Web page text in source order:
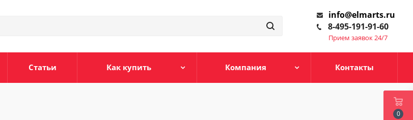
info@elmarts.ru
8-495-191-91-60
Прием заявок 24/7
Статьи Как купить Компания Контакты
0